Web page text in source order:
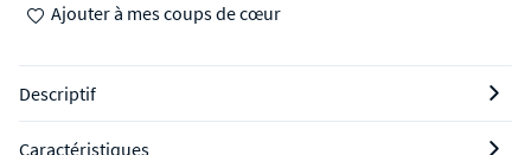
Ajouter à mes coups de cœur
Descriptif
Caractéristiques